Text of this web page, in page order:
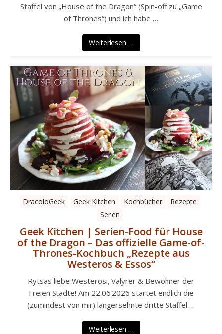
Staffel von „House of the Dragon“ (Spin-off zu „Game
of Thrones“) und ich habe …
Weiterlesen …
DracoloGeek Geek Kitchen Kochbücher
Rezepte
Serien
Geek Kitchen | Serien-Food für House
of the Dragon – Das offizielle Game-of-
Thrones-Kochbuch „Rezepte aus
Westeros & Essos“
Rytsas liebe Westerosi, Valyrer & Bewohner der
Freien Städte! Am 22.06.2026 startet endlich die
(zumindest von mir) langersehnte dritte Staffel …
Weiterlesen …